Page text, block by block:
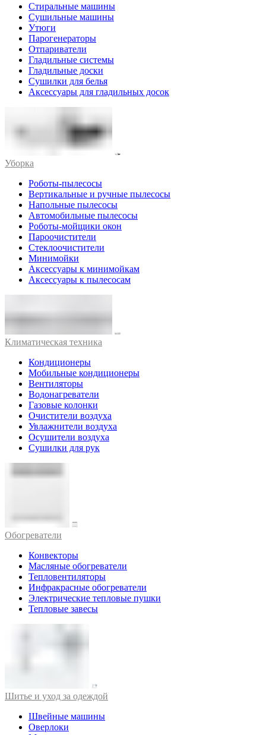
Стиральные машины
Сушильные машины
Утюги
Парогенераторы
Отпариватели
Гладильные системы
Гладильные доски
Сушилки для белья
Аксессуары для гладильных досок
Уборка
Роботы-пылесосы
Вертикальные и ручные пылесосы
Напольные пылесосы
Автомобильные пылесосы
Роботы-мойщики окон
Пароочистители
Стеклоочистители
Минимойки
Аксессуары к минимойкам
Аксессуары к пылесосам
Климатическая техника
Кондиционеры
Мобильные кондиционеры
Вентиляторы
Водонагреватели
Газовые колонки
Очистители воздуха
Увлажнители воздуха
Осушители воздуха
Сушилки для рук
Обогреватели
Конвекторы
Масляные обогреватели
Тепловентиляторы
Инфракрасные обогреватели
Электрические тепловые пушки
Тепловые завесы
Шитье и уход за одеждой
Швейные машины
Оверлоки